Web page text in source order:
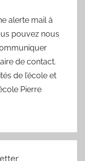
alerte mail à
pouvez nous
de contact.
de l’école et
Pierre